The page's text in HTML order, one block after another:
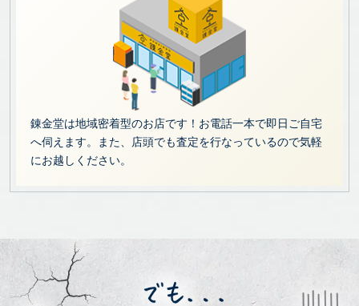
錬金堂は地域密着型のお店です！お電話一本で即日ご自宅
へ伺えます。また、店頭でも査定を行なっているので気軽
にお越しください。